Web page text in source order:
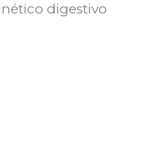
digestivo